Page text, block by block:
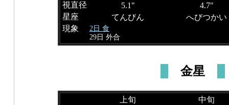
視直径
5.1"
4.7"
星座
てんびん
へびつかい
現象
2日 食
29日 外合
金星
上旬 中旬